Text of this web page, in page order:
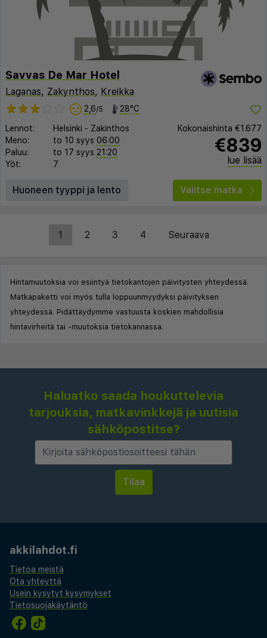
Savvas De Mar Hotel
Laganas, Zakynthos, Kreikka
2,6/5 28°C
Lennot: Helsinki - Zakinthos
Meno:
to 10 syys 06:00
Paluu:
to 17 syys 21:20
Yöt:
7
Kokonaishinta €1.677
€839
lue lisää
Huoneen tyyppi ja lento Valitse matka
1 2 3 4 Seuraava
Hintamuutoksia voi esiintyä tietokantojen päivitysten yhteydessä.
Matkapaketti voi myös tulla loppuunmyydyksi päivityksen
yhteydessä. Pidättäydymme vastuusta koskien mahdollisia
hintavirheitä tai -muutoksia tietokannassa.
Haluatko saada houkuttelevia
tarjouksia, matkavinkkejä ja uutisia
sähköpostitse?
akkilahdot.fi
Tietoa meistä
Ota yhteyttä
Usein kysytyt kysymykset
Tietosuojakäytäntö